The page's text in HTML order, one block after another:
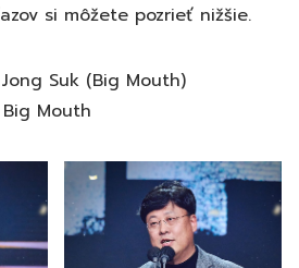
si môžete pozrieť nižšie.
Suk (Big Mouth)
Big Mouth